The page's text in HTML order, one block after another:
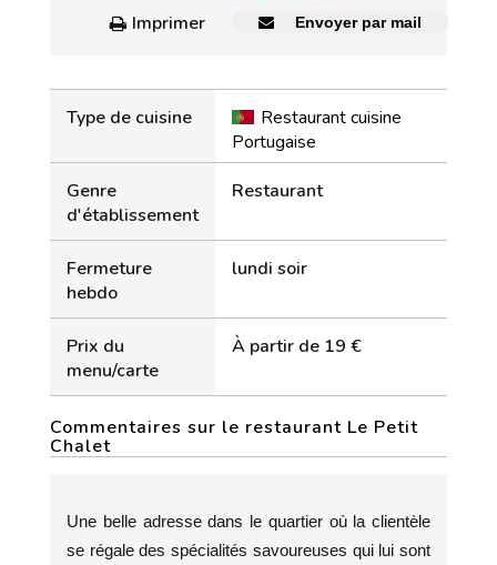
Imprimer
Envoyer par mail
Type de cuisine
Restaurant cuisine
Portugaise
Genre
d'établissement
Restaurant
Fermeture
hebdo
lundi soir
Prix du
menu/carte
À partir de 19 €
Commentaires sur le restaurant Le Petit
Chalet
Une belle adresse dans le quartier où la clientèle
se régale des spécialités savoureuses qui lui sont